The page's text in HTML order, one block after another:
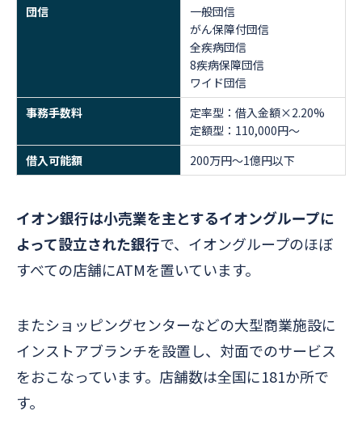
団信
一般団信
がん保障付団信
全疾病団信
8疾病保障団信
ワイド団信
事務手数料
定率型：借入金額×2.20%
定額型：110,000円～
借入可能額
200万円～1億円以下
イオン銀行は小売業を主とするイオングループに
よって設立された銀行で、イオングループのほぼ
すべての店舗にATMを置いています。
またショッピングセンターなどの大型商業施設に
インストアブランチを設置し、対面でのサービス
をおこなっています。店舗数は全国に181か所で
す。